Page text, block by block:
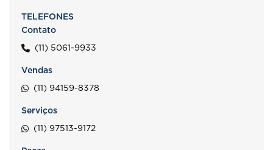
TELEFONES
Contato
(11) 5061-9933
Vendas
(11) 94159-8378
Serviços
(11) 97513-9172